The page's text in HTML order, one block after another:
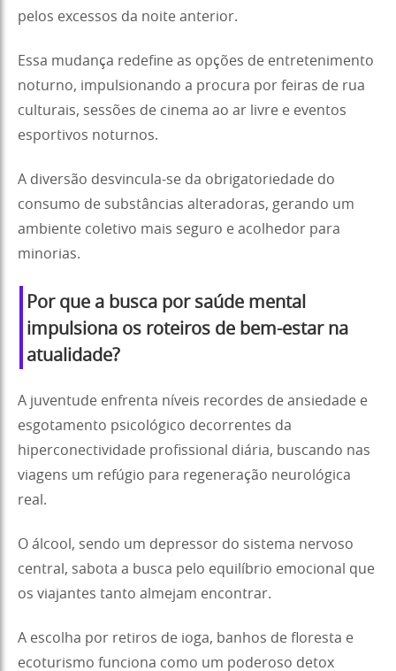
pelos excessos da noite anterior.
Essa mudança redefine as opções de entretenimento
noturno, impulsionando a procura por feiras de rua
culturais, sessões de cinema ao ar livre e eventos
esportivos noturnos.
A diversão desvincula-se da obrigatoriedade do
consumo de substâncias alteradoras, gerando um
ambiente coletivo mais seguro e acolhedor para
minorias.
Por que a busca por saúde mental
impulsiona os roteiros de bem-estar na
atualidade?
A juventude enfrenta níveis recordes de ansiedade e
esgotamento psicológico decorrentes da
hiperconectividade profissional diária, buscando nas
viagens um refúgio para regeneração neurológica
real.
O álcool, sendo um depressor do sistema nervoso
central, sabota a busca pelo equilíbrio emocional que
os viajantes tanto almejam encontrar.
A escolha por retiros de ioga, banhos de floresta e
ecoturismo funciona como um poderoso detox